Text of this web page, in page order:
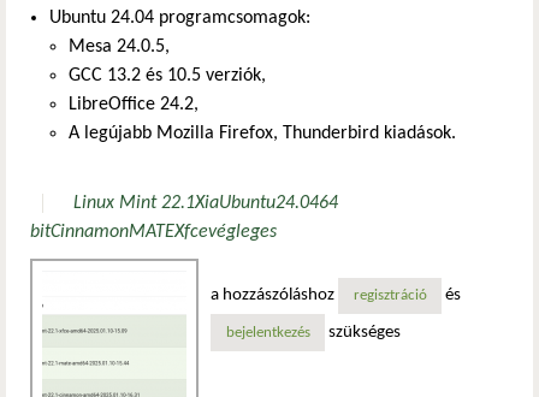
Ubuntu 24.04 programcsomagok:
Mesa 24.0.5,
GCC 13.2 és 10.5 verziók,
LibreOffice 24.2,
A legújabb Mozilla Firefox, Thunderbird kiadások.
Linux Mint 22.1XiaUbuntu24.0464
bitCinnamonMATEXfcevégleges
a hozzászóláshoz regisztráció és
bejelentkezés szükséges